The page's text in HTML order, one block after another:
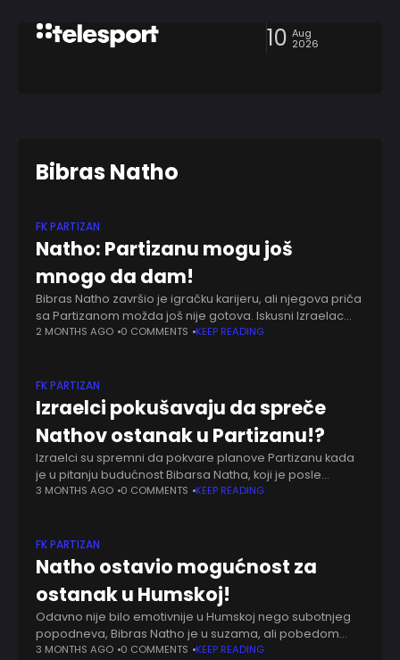
10 Aug
2026
Bibras Natho
FK PARTIZAN
Natho: Partizanu mogu još
mnogo da dam!
Bibras Natho završio je igračku karijeru, ali njegova priča
sa Partizanom možda još nije gotova. Iskusni Izraelac
oprostio se od fudbala na emotivan način, golom protiv
2 MONTHS AGO 0 COMMENTS KEEP READING
FK PARTIZAN
Izraelci pokušavaju da spreče
Nathov ostanak u Partizanu!?
Izraelci su spremni da pokvare planove Partizanu kada
je u pitanju budućnost Bibarsa Natha, koji je posle
oproštajne utakmice protiv Radnika završio igračku
3 MONTHS AGO 0 COMMENTS KEEP READING
FK PARTIZAN
Natho ostavio mogućnost za
ostanak u Humskoj!
Odavno nije bilo emotivnije u Humskoj nego subotnjeg
popodneva, Bibras Natho je u suzama, ali pobedom
završio dvadeset godina dugu karijeru. Želja crno-belog
3 MONTHS AGO 0 COMMENTS KEEP READING